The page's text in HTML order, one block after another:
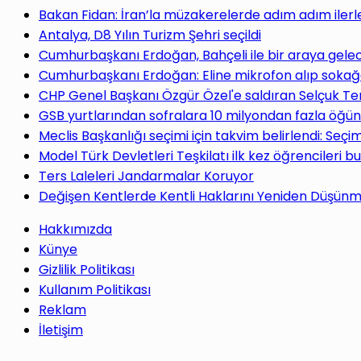
yap
...
Bakan Fidan: İran’la müzakerelerde adım adım
Antalya, D8 Yılın Turizm Şehri seçildi
Cumhurbaşkanı Erdoğan, Bahçeli ile bir araya
Cumhurbaşkanı Erdoğan: Eline mikrofon alıp
CHP Genel Başkanı Özgür Özel'e saldıran Selçuk
GSB yurtlarından sofralara 10 milyondan fazla öğün
Meclis Başkanlığı seçimi için takvim belirlendi:
Model Türk Devletleri Teşkilatı ilk kez öğrencileri
Ters Laleleri Jandarmalar Koruyor
Değişen Kentlerde Kentli Haklarını Yeniden
Hakkımızda
Künye
Gizlilik Politikası
Kullanım Politikası
Reklam
İletişim